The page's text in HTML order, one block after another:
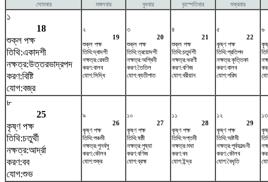
সোমবার মঙ্গলবার বুধবার বৃহস্পতিবার শুক্রবার
১
18
শুক্ল পক্ষ
তিথি:একাদশী
নক্ষত্র:উত্তরভাদ্রপদ
করণ:বিষ্টি
যোগ:বজ্র
২
19
শুক্ল পক্ষ
তিথি:দ্বাদশী
নক্ষত্র:রেবতী
করণ:বালব
যোগ:সিদ্ধি
৩
20
শুক্ল পক্ষ
তিথি:ত্রয়োদশী
নক্ষত্র:অশ্বিনী
করণ:তৈতিল
যোগ:ব্যতীপাত
৪
21
শুক্ল পক্ষ
তিথি:চতুর্দশী
নক্ষত্র:ভরণী
করণ:বণিজ
যোগ:বরীয়ান
৫
22
কৃষ্ণ পক্ষ
তিথি:প্রতিপদ
নক্ষত্র:কৃত্তিকা
করণ:বালব
যোগ:পরিঘ
৬
৮
25
কৃষ্ণ পক্ষ
তিথি:চতুর্থী
নক্ষত্র:আর্দ্রা
করণ:বব
যোগ:শুভ
৯
26
কৃষ্ণ পক্ষ
তিথি:পঞ্চমী
নক্ষত্র:পুনর্বসু
করণ:কৌলব
যোগ:শুক্র
১০
27
কৃষ্ণ পক্ষ
তিথি:ষষ্ঠী
নক্ষত্র:পুষ্যা
করণ:বণিজ
যোগ:ব্রহ্ম
১১
28
কৃষ্ণ পক্ষ
তিথি:সপ্তমী
নক্ষত্র:মঘা
করণ:বব
যোগ:ইন্দ্র
১২
29
কৃষ্ণ পক্ষ
তিথি:অষ্টমী
নক্ষত্র:পূর্বফাল্গুনী
করণ:কৌলব
যোগ:বৈধৃতি
১৩